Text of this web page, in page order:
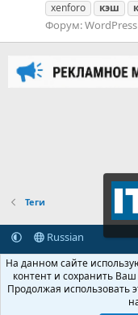
xenforo
кэш
Форум:
Теги
Russian
Обратная связь
Политика
Community platform by
На данном сайте
контент и сохранить Ваш
Продолжая использовать